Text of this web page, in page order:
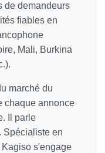
de demandeurs
fiables en
Mali, Burkina
marché du
chaque annonce
Il parle
Spécialiste en
s'engage